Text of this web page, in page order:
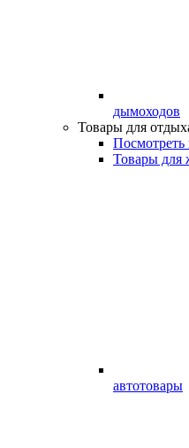
дымоходов
Товары для
Посмотреть
Товары для
автотовары